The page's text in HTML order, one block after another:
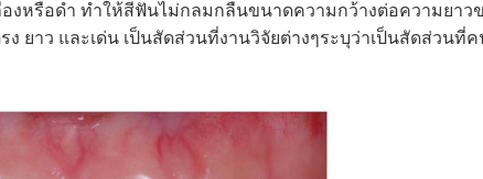
รือดำ ทำให้สีฟันไม่กลมกลืนขนาดความกว้างต่อความยาว
ยาว และเด่น เป็นสัดส่วนที่งานวิจัยต่างๆระบุว่าเป็นสัดส่วนที่